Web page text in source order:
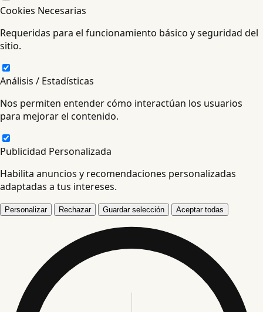
Cookies Necesarias
Requeridas para el funcionamiento básico y seguridad del
sitio.
Análisis / Estadísticas
Nos permiten entender cómo interactúan los usuarios
para mejorar el contenido.
Publicidad Personalizada
Habilita anuncios y recomendaciones personalizadas
adaptadas a tus intereses.
Personalizar Rechazar Guardar selección Aceptar todas